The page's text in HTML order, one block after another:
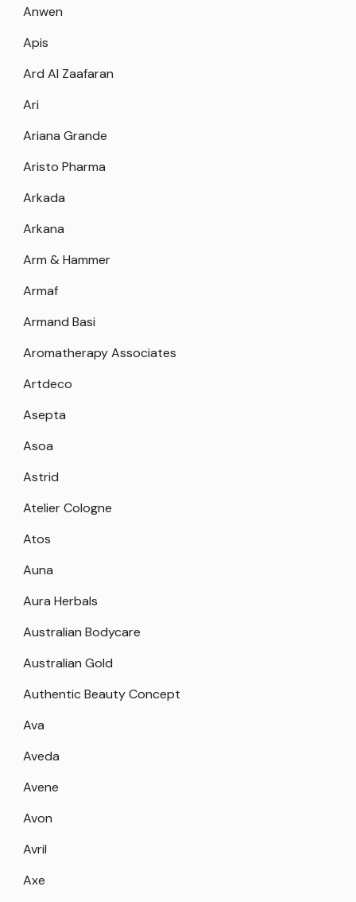
Anwen
Apis
Ard Al Zaafaran
Ari
Ariana Grande
Aristo Pharma
Arkada
Arkana
Arm & Hammer
Armaf
Armand Basi
Aromatherapy Associates
Artdeco
Asepta
Asoa
Astrid
Atelier Cologne
Atos
Auna
Aura Herbals
Australian Bodycare
Australian Gold
Authentic Beauty Concept
Ava
Aveda
Avene
Avon
Avril
Axe